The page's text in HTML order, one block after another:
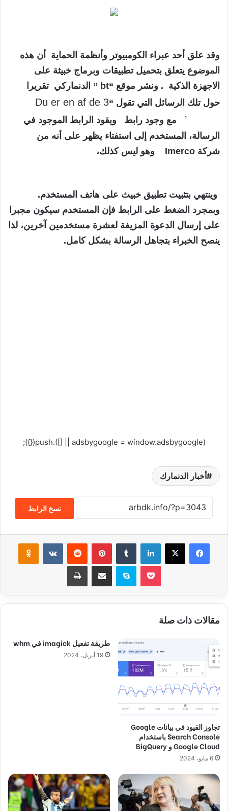
وقد علق أحد عبراء الكومبيوتر وأنظمة الحماية أن هذه
الموضوع يتعلق بتحميل تطبيقات وبرماج خبيثة على
الاجهزة الذكية
. ونشر موقع “bt ” الدنماركي تقريرا
حول تلك الرسائل التي تقول “Du er en af de 3
مع وجود رابط ويقود الرابط الموجود في
الرسالة، المستخدم إلى استفتاء يظهر على أنه من
شركة Imerco وهو ليس كذلك،
وينتهي بتثبيت تطبيق خبيث على هاتف المستخدم.
وبمجرد الضغط على الرابط فإن المستخدم سيكون مجبرا
على إرسال الدعوة المزيفة لعشرة مستخدمين آخرين، لذا
ينصح الخبراء بتجاهل الرسالة بشكل كامل.
(adsbygoogle = window.adsbygoogle || []).push({});
أخبار الدنمارك
نسخ الرابط
فيسبوك لينكدإن بينتيريست
سكايب
مقالات ذات صلة
تجاوز القيود في بيانات Google
Search Console باستخدام
Google Cloud و BigQuery
6 مايو، 2024
طريقة تفعيل imagick في whm
19 أبريل، 2024